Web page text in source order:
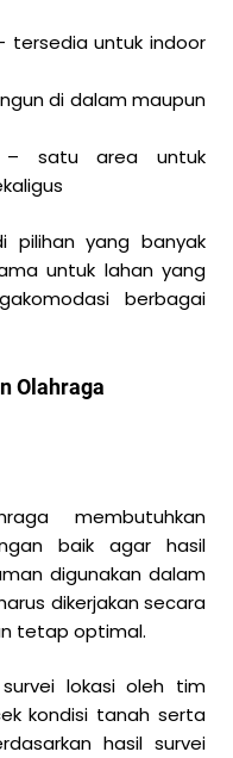
tersedia untuk indoor
di dalam maupun
satu area untuk
pilihan yang banyak
untuk lahan yang
berbagai
Olahraga
membutuhkan
baik agar hasil
digunakan dalam
dikerjakan secara
tetap optimal.
lokasi oleh tim
kondisi tanah serta
hasil survei